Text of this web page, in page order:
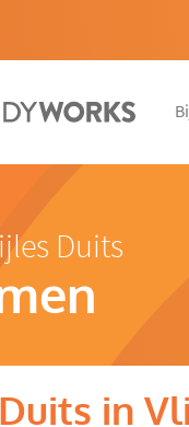
Duits
in